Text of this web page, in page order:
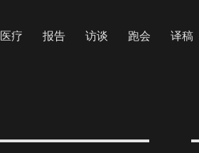
医疗 报告 访谈 跑会 译稿